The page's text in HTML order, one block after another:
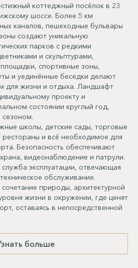
коттеджный посёлок в 23
шоссе. Более 5 км
каналов, пешеходные бульвары
создают уникальную
парков с редкими
и скульптурами,
спортивные зоны,
и уединённые беседки делают
для жизни и отдыха. Ландшафт
проекту и
состоянии круглый год,
школы, детские сады, торговые
рестораны и всё необходимое для
Безопасность обеспечивают
видеонаблюдение и патрули.
эксплуатации, отвечающая
обслуживание.
природы, архитектурной
жизни в окружении, где ценят
оставаясь в непосредственной
больше